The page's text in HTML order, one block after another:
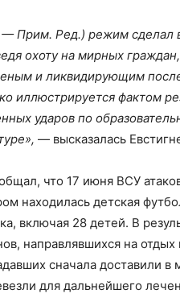
— Прим. Ред.) режим сделал
охоту на мирных
и ликвидирующим
иллюстрируется фактом
ударов по
— высказалась
что 17 июня ВСУ
находилась детская
включая 28 детей. В
направлявшихся на
сначала доставили
для дальнейшего